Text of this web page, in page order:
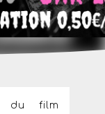
du film